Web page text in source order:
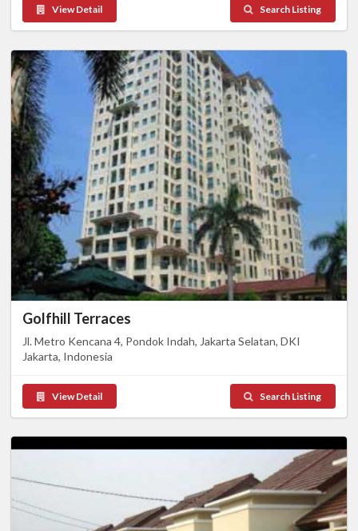
View Detail Search Listing
Golfhill Terraces
Jl. Metro Kencana 4, Pondok Indah, Jakarta Selatan, DKI
Jakarta, Indonesia
View Detail Search Listing